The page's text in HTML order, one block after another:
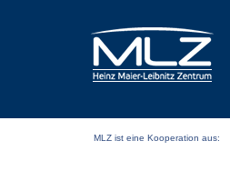
MLZ ist eine Kooperation aus: